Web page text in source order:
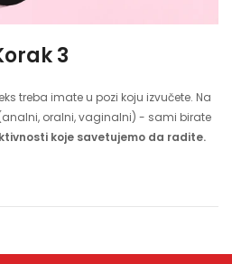
3
treba imate u pozi koju izvučete. Na
oralni, vaginalni) - sami birate
koje savetujemo da radite.